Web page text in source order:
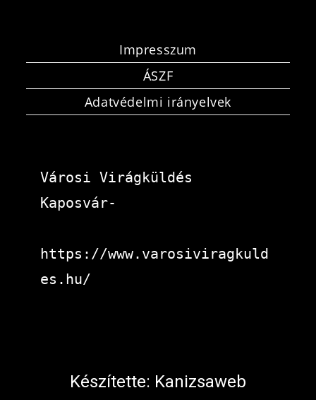
Impresszum
ÁSZF
Adatvédelmi irányelvek
Városi Virágküldés
Kaposvár-
https://www.varosiviragkuld
es.hu/
Készítette: Kanizsaweb